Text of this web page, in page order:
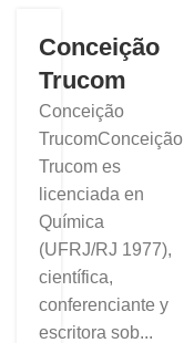
Conceição
Trucom
Conceição
TrucomConceição
Trucom es
licenciada en
Química
(UFRJ/RJ 1977),
científica,
conferenciante y
escritora sob...